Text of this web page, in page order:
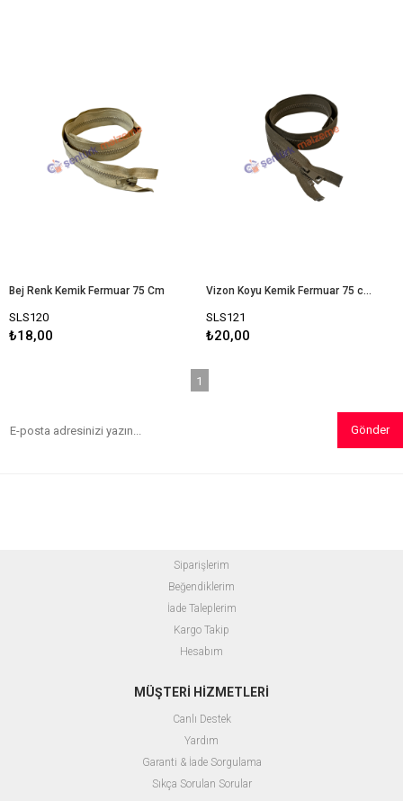
Bej Renk Kemik Fermuar 75 Cm
SLS120
₺18,00
Vizon Koyu Kemik Fermuar 75 cm
SLS121
₺20,00
1
Gönder
Siparişlerim
Beğendiklerim
İade Taleplerim
Kargo Takip
Hesabım
MÜŞTERİ HİZMETLERİ
Canlı Destek
Yardım
Garanti & İade Sorgulama
Sıkça Sorulan Sorular